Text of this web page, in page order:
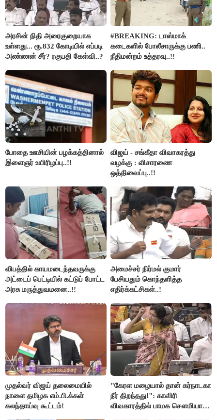
அரசின் நிதி அரைகுறையாக
உள்ளது... ரூ.832 கோடியில் எப்படி
அண்ணன் சீர்? ரகுபதி கேள்வி..?
#BREAKING: டாஸ்மாக்
கடைகளில் போலீசாருக்கு பணி..
நீதிமன்றம் உத்தரவு..!!
போதை ஊசியின் பழக்கத்தினால்
இளைஞர் உயிரிழப்பு..!!
விஜய் - சங்கீதா விவாகரத்து
வழக்கு : விசாரணை
ஒத்திவைப்பு..!!
விபத்தில் காயமடைந்தவருக்கு
அட்டைப் பெட்டியில் கட்டுப் போட்ட
அரசு மருத்துவமனை..!!
அமைச்சர் நிர்மல் குமார்
பேசியதும் கொந்தளித்த
எதிர்க்கட்சிகள்..!
முதல்வர் விஜய் தலைமையில்
நாளை தமிழக எம்.பி.க்கள்
கலந்தாய்வு கூட்டம்!
"கேரள மழையால் தான் கர்நாடகா
நீர் திறந்தது!": காவிரி
விவகாரத்தில் பாமக சௌமியா